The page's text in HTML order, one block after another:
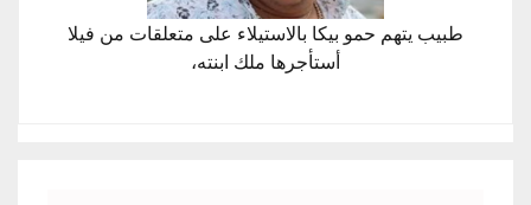
طبيب يتهم حمو بيكا بالاستيلاء على متعلقات من فيلا
أستأجرها ملك ابنته،